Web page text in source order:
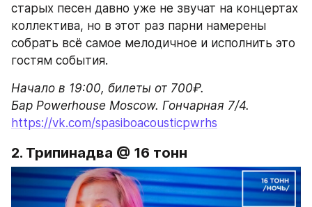
старых песен давно уже не звучат на концертах
коллектива, но в этот раз парни намерены
собрать всё самое мелодичное и исполнить это
гостям события.
Начало в 19:00, билеты от 700₽.
Бар Powerhouse Moscow. Гончарная 7/4.
https://vk.com/spasiboacousticpwrhs
2. Трипинадва @ 16 тонн